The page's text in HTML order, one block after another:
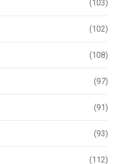
(103)
(102)
(108)
(97)
(91)
(93)
(112)